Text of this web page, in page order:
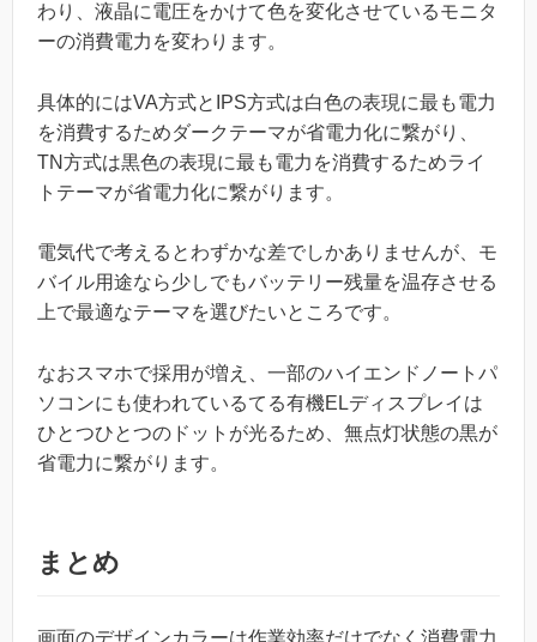
わり、液晶に電圧をかけて色を変化させているモニタ
ーの消費電力を変わります。
具体的にはVA方式とIPS方式は白色の表現に最も電力
を消費するためダークテーマが省電力化に繋がり、
TN方式は黒色の表現に最も電力を消費するためライ
トテーマが省電力化に繋がります。
電気代で考えるとわずかな差でしかありませんが、モ
バイル用途なら少しでもバッテリー残量を温存させる
上で最適なテーマを選びたいところです。
なおスマホで採用が増え、一部のハイエンドノートパ
ソコンにも使われているてる有機ELディスプレイは
ひとつひとつのドットが光るため、無点灯状態の黒が
省電力に繋がります。
まとめ
画面のデザインカラーは作業効率だけでなく消費電力